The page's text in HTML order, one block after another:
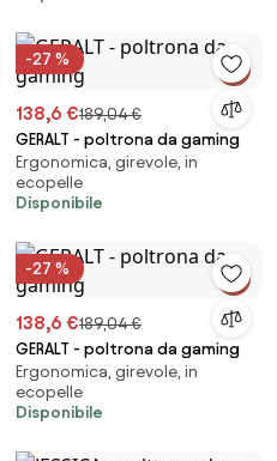
-27 %
138,6 €189,04 €
GERALT - poltrona da gaming
Ergonomica, girevole, in
ecopelle
Disponibile
-27 %
138,6 €189,04 €
GERALT - poltrona da gaming
Ergonomica, girevole, in
ecopelle
Disponibile